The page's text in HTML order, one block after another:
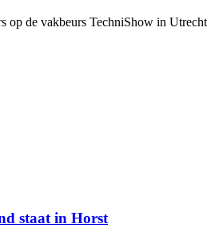
op de vakbeurs TechniShow in
staat in Horst